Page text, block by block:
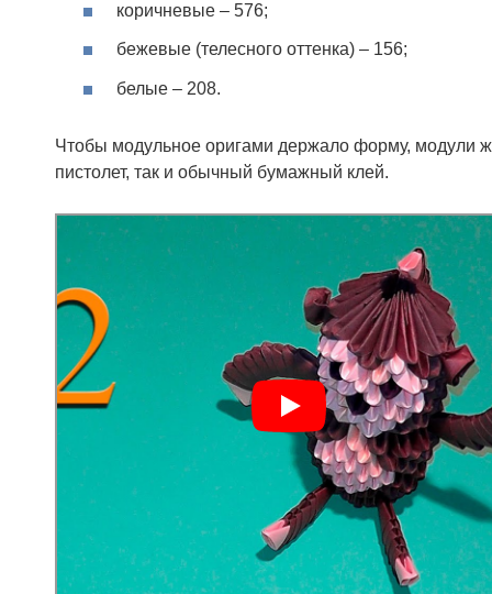
коричневые – 576;
бежевые (телесного оттенка) – 156;
белые – 208.
Чтобы модульное оригами держало форму, модули
пистолет, так и обычный бумажный клей.